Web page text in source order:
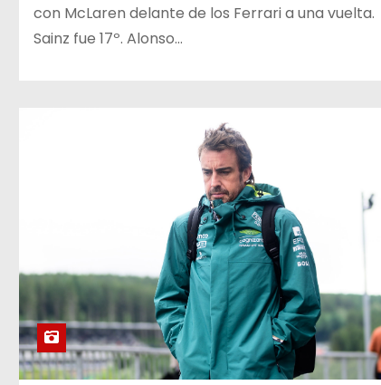
con McLaren delante de los Ferrari a una vuelta.
Sainz fue 17º. Alonso…